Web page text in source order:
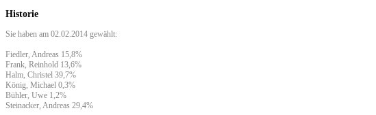
Historie
Sie haben am 02.02.2014 gewählt:
Fiedler, Andreas 15,8%
Frank, Reinhold 13,6%
Halm, Christel 39,7%
König, Michael 0,3%
Bühler, Uwe 1,2%
Steinacker, Andreas 29,4%